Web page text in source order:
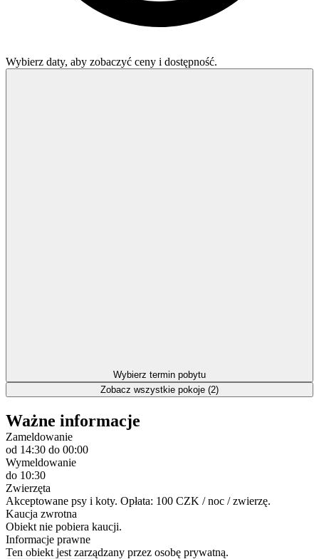
Wybierz daty, aby zobaczyć ceny i dostępność.
Wybierz termin pobytu
Zobacz wszystkie pokoje (2)
Ważne informacje
Zameldowanie
od 14:30 do 00:00
Wymeldowanie
do 10:30
Zwierzęta
Akceptowane psy i koty. Opłata: 100 CZK / noc / zwierzę.
Kaucja zwrotna
Obiekt nie pobiera kaucji.
Informacje prawne
Ten obiekt jest zarządzany przez osobę prywatną.